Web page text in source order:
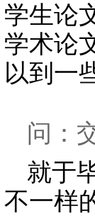
学生论
学术论
以到一
问：
就于
不一样